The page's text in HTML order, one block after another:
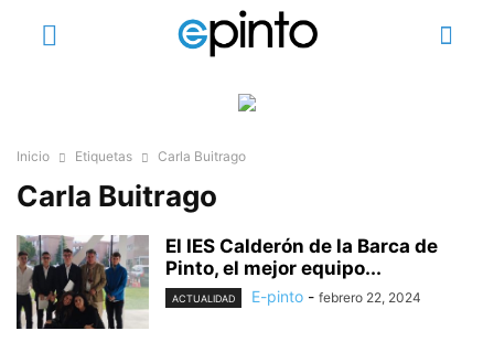
Inicio Etiquetas Carla Buitrago
Carla Buitrago
El IES Calderón de la Barca de
Pinto, el mejor equipo...
ACTUALIDAD E-pinto - febrero 22, 2024